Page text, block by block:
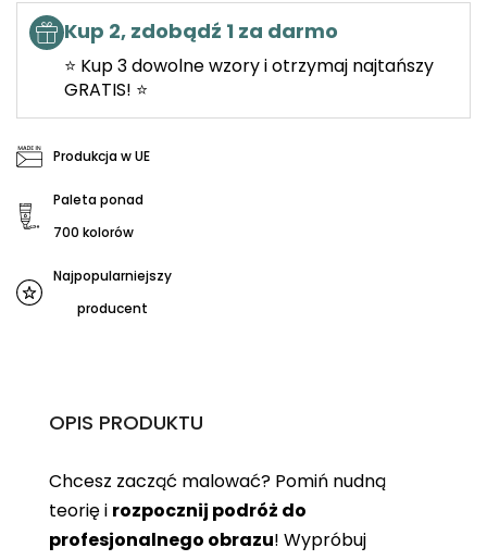
Kup 2, zdobądź 1 za darmo
⭐ Kup 3 dowolne wzory i otrzymaj najtańszy
GRATIS! ⭐
Produkcja w UE
Paleta ponad
700 kolorów
Najpopularniejszy
producent
OPIS PRODUKTU
Chcesz zacząć malować? Pomiń nudną
teorię i rozpocznij podróż do
profesjonalnego obrazu! Wypróbuj